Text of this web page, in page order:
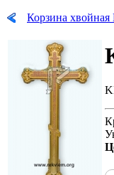
Корзина